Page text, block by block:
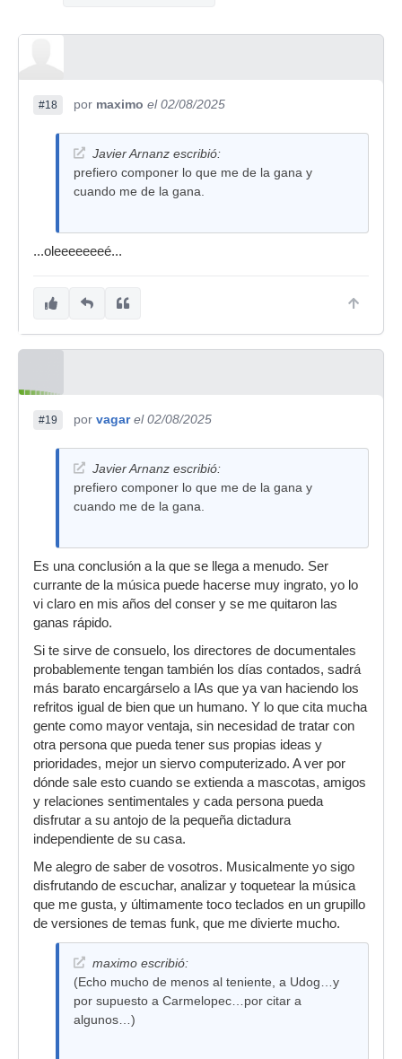
#18 por maximo el 02/08/2025
Javier Arnanz escribió:
prefiero componer lo que me de la gana y
cuando me de la gana.
...oleeeeeeeé...
#19 por vagar el 02/08/2025
Javier Arnanz escribió:
prefiero componer lo que me de la gana y
cuando me de la gana.
Es una conclusión a la que se llega a menudo. Ser
currante de la música puede hacerse muy ingrato, yo lo
vi claro en mis años del conser y se me quitaron las
ganas rápido.
Si te sirve de consuelo, los directores de documentales
probablemente tengan también los días contados, sadrá
más barato encargárselo a IAs que ya van haciendo los
refritos igual de bien que un humano. Y lo que cita mucha
gente como mayor ventaja, sin necesidad de tratar con
otra persona que pueda tener sus propias ideas y
prioridades, mejor un siervo computerizado. A ver por
dónde sale esto cuando se extienda a mascotas, amigos
y relaciones sentimentales y cada persona pueda
disfrutar a su antojo de la pequeña dictadura
independiente de su casa.
Me alegro de saber de vosotros. Musicalmente yo sigo
disfrutando de escuchar, analizar y toquetear la música
que me gusta, y últimamente toco teclados en un grupillo
de versiones de temas funk, que me divierte mucho.
maximo escribió:
(Echo mucho de menos al teniente, a Udog…y
por supuesto a Carmelopec…por citar a
algunos…)